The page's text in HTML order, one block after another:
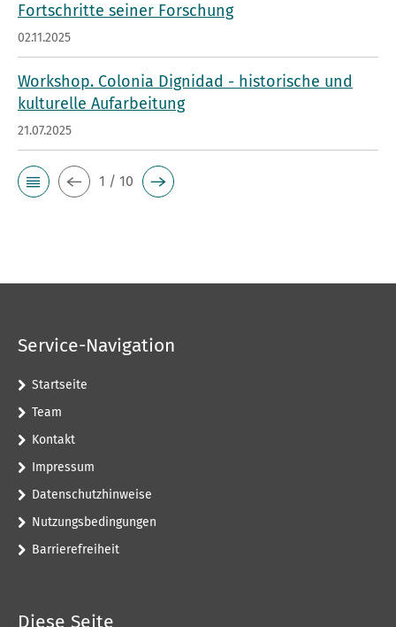
Fortschritte seiner Forschung
02.11.2025
Workshop. Colonia Dignidad - historische und
kulturelle Aufarbeitung
21.07.2025
1 / 10
Service-Navigation
Startseite
Team
Kontakt
Impressum
Datenschutzhinweise
Nutzungsbedingungen
Barrierefreiheit
Diese Seite